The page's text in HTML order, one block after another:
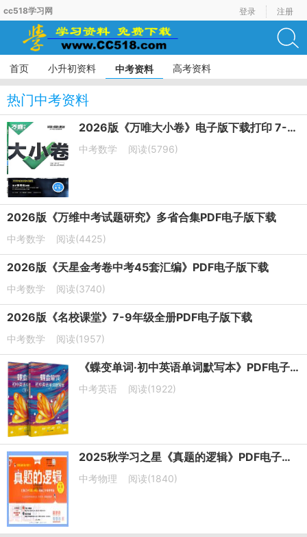
cc518学习网 登录 注册
首页 小升初资料 中考资料 高考资料
热门中考资料
2026版《万唯大小卷》电子版下载打印 7-9年级
中考数学 阅读(5796)
2026版《万维中考试题研究》多省合集PDF电子版下载
中考数学 阅读(4425)
2026版《天星金考卷中考45套汇编》PDF电子版下载
中考数学 阅读(3740)
2026版《名校课堂》7-9年级全册PDF电子版下载
中考数学 阅读(1957)
《蝶变单词·初中英语单词默写本》PDF电子版下载打印
中考英语 阅读(1922)
2025秋学习之星《真题的逻辑》PDF电子版下载
中考物理 阅读(1840)